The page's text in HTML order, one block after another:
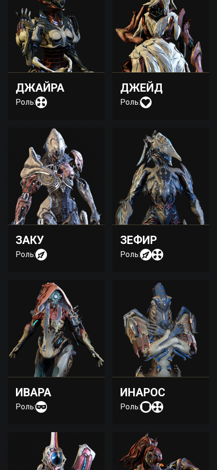
ДЖАЙРА
Роль:
ДЖЕЙД
Роль:
ЗАКУ
Роль:
ЗЕФИР
Роль:
ИВАРА
Роль:
ИНАРОС
Роль: